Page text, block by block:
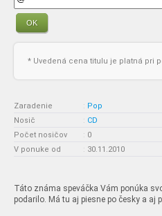
OK
* Uvedená cena titulu je platná pri
Zaradenie : Pop
Nosič
: CD
Počet nosičov
: 0
V ponuke od
: 30.11.2010
Táto známa speváčka Vám ponúka
podarilo. Má tu aj piesne po česky a aj